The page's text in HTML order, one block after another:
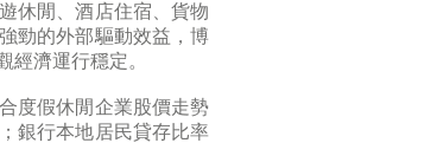
休閒、酒店住宿、貨物
勁的外部驅動效益，博
濟運行穩定。
度假休閒企業股價走勢
銀行本地居民貸存比率